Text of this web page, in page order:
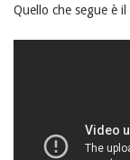
Quello che segue è il